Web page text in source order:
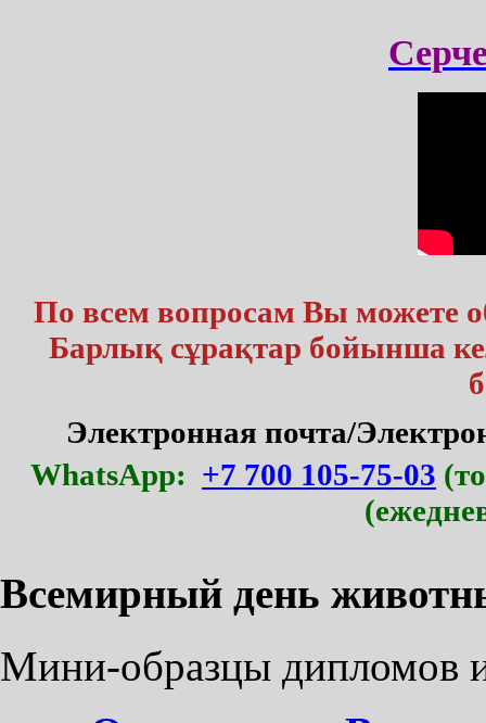
По всем вопросам Вы можете
Барлық сұрақтар бойынша
Электронная почта/
WhatsApp: +7 700 105-75-03
Всемирный день
Мини-образцы дипломов и